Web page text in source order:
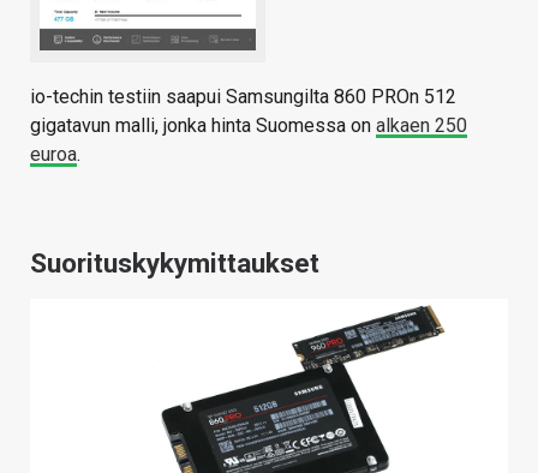
io-techin testiin saapui Samsungilta 860 PROn 512
gigatavun malli, jonka hinta Suomessa on alkaen 250
euroa.
Suorituskykymittaukset